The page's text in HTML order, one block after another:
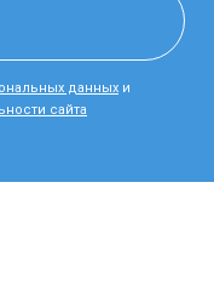
данных и
сайта